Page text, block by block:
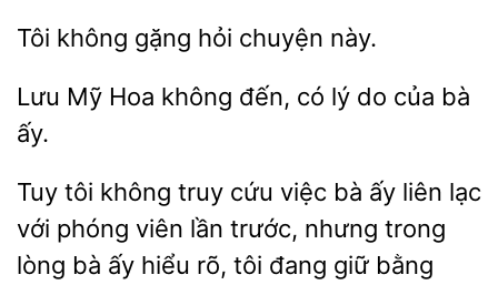
không gặng này.
Lưu Mỹ Hoa đến, có do của bà
Tuy
không truy cứu việc bà ấy liên lạc
với phóng viên lần trước, nhưng trong
lòng bà
hiểu rõ, tôi đang giữ bằng